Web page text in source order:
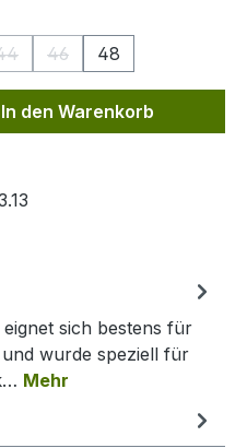
ist zurzeit nicht verfügbar.)
(Diese Option ist zurzeit nicht
46
(Diese Option ist zurzeit
48
den
In den Warenkorb
sich bestens für
wurde speziell für
Mehr